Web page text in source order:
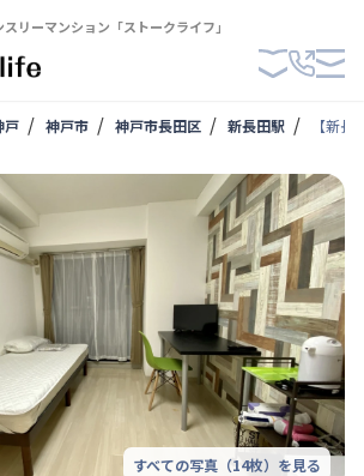
リーマンション「ストークライフ」
戸 神戸市 神戸市長田区 新長田駅 【新
すべての写真（14枚）を見る